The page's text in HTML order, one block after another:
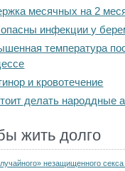
месячных на 2
инфекции у
температура
и кровотечение
делать народдные
жить долго
незащищенного